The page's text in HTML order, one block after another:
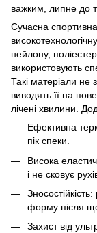
важким, липне до
Сучасна
нейлону,
використовують
Такі матеріали не
виводять її на
лічені хвилини.
Ефективна
пік спеки.
Висока
і не сковує
форму після
Захист від